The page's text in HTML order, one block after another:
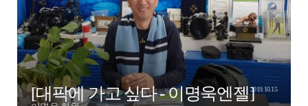
[대팍에 가고 싶다 - 이명욱엔젤]2019.10.15